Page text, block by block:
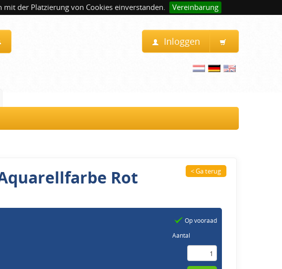
mit der Platzierung von Cookies einverstanden. Vereinbarung
Inloggen
Rot < Ga terug
Op vooraad
Aantal